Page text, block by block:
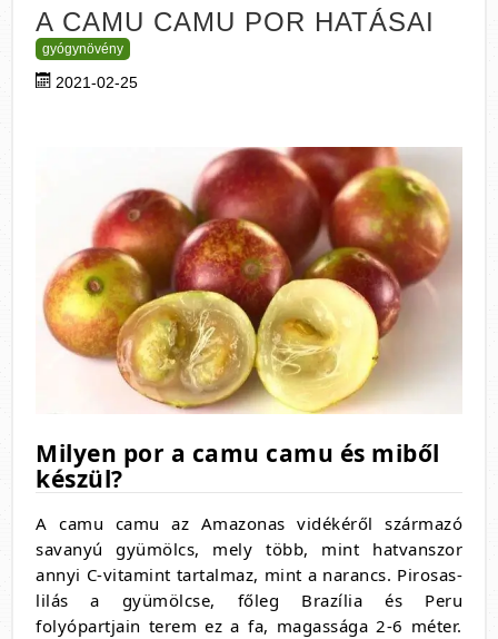
A CAMU CAMU POR HATÁSAI
gyógynövény
2021-02-25
Milyen por a camu camu és miből
készül?
A camu camu az Amazonas vidékéről származó
savanyú gyümölcs, mely több, mint hatvanszor
annyi C-vitamint tartalmaz, mint a narancs. Pirosas-
lilás a gyümölcse, főleg Brazília és Peru
folyópartjain terem ez a fa, magassága 2-6 méter.